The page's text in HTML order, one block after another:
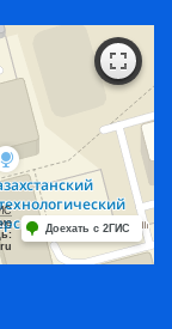
Доехать с 2ГИС